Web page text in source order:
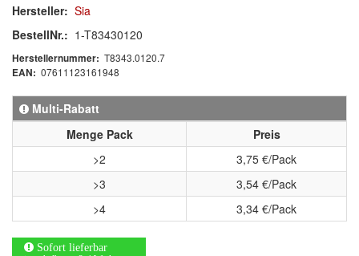
Werkzeug und
Maschinen
Informationsmaterial
MARKEN
(1)
3M
COLOR-EXPERT
E-D
Hersteller: Sia
BestellNr.: 1-T83430120
Herstellernummer: T8343.0120.7
EAN: 07611123161948
Multi-Rabatt
Menge Pack
Preis
>2
3,75 €/Pack
>3
3,54 €/Pack
>4
3,34 €/Pack
Sofort lieferbar